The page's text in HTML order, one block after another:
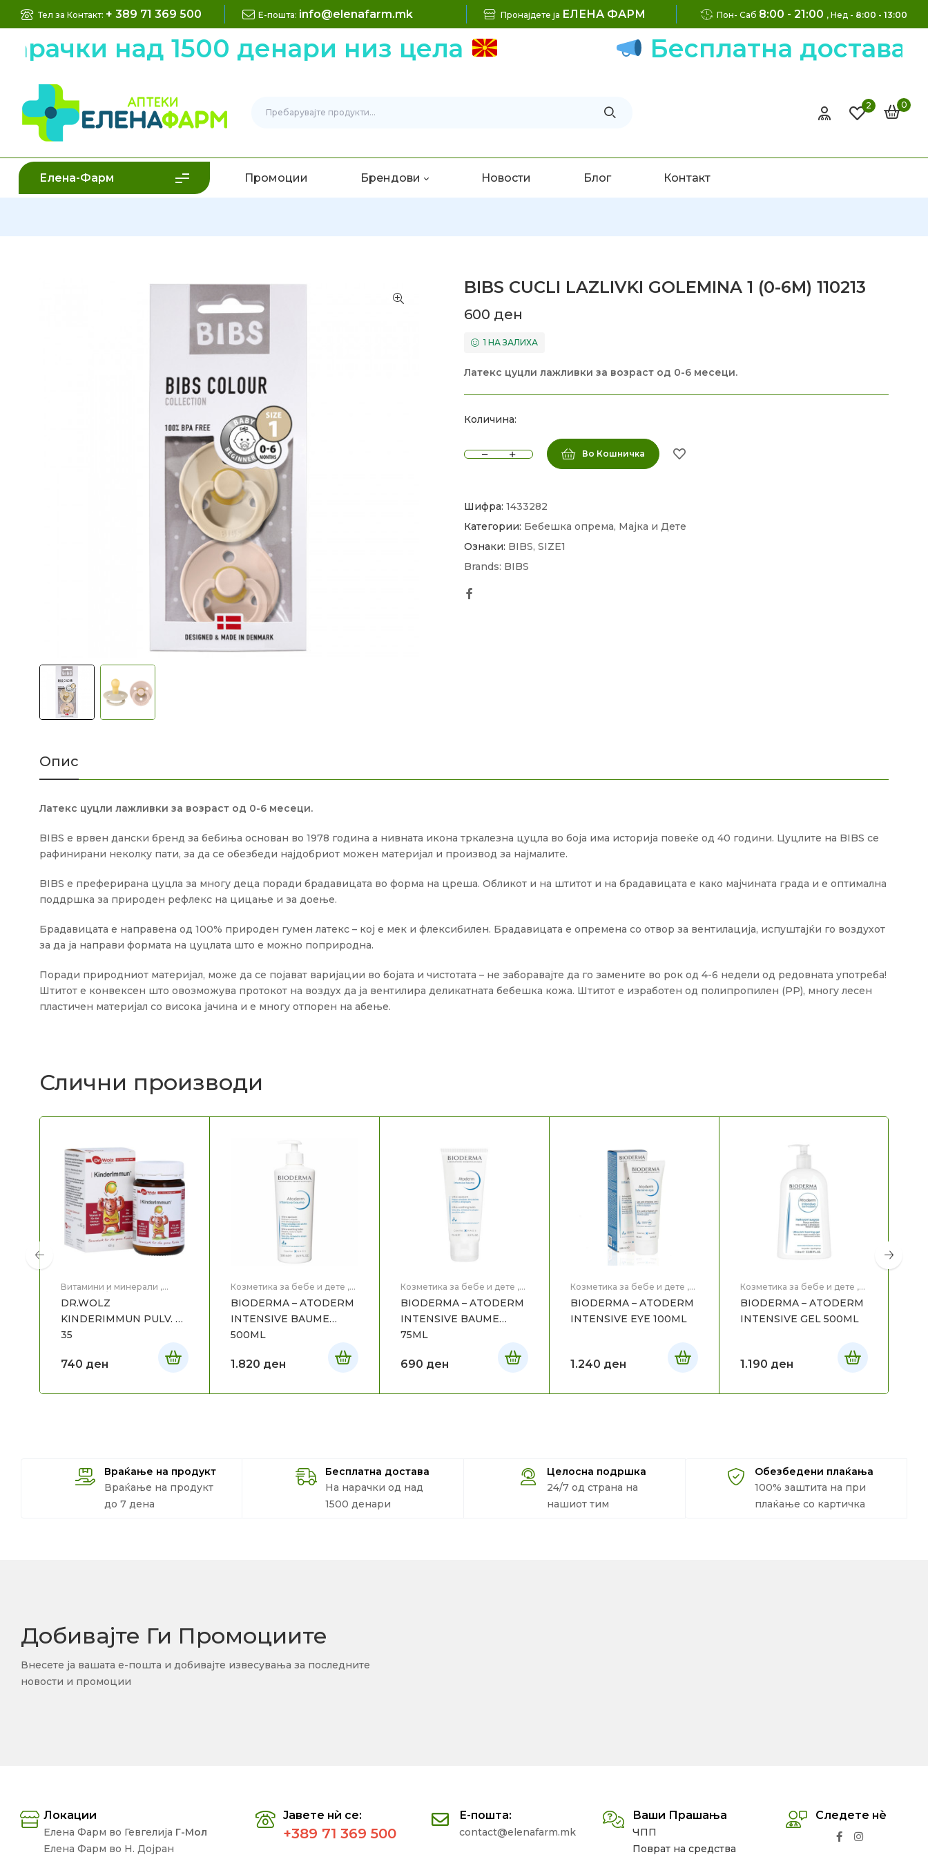
Тел за Контакт: + 389 71 369 500 Е-пошта: info@elenafarm.mk Пронајдете ја ЕЛЕНА ФАРМ Пон- Саб 8:00 - 21:00 , Нед - 8:00 - 13:00
над 1500 денари низ цела Бесплатна достава на
2 0
Елена-Фарм Промоции Брендови Новости Блог Контакт
BIBS CUCLI LAZLIVKI GOLEMINA 1 (0-6M) 110213
600 ден
1 НА ЗАЛИХА
Латекс цуцли лажливки за возраст од 0-6 месеци.
Количина:
Во Кошничка
Шифра: 1433282
Категории: Бебешка опрема, Мајка и Дете
Ознаки: BIBS, SIZE1
Brands: BIBS
Опис
Латекс цуцли лажливки за возраст од 0-6 месеци.
BIBS е врвен дански бренд за бебиња основан во 1978 година а нивната икона тркалезна цуцла во боја има историја повеќе од 40 години. Цуцлите на BIBS се
рафинирани неколку пати, за да се обезбеди најдобриот можен материјал и производ за најмалите.
BIBS е преферирана цуцла за многу деца поради брадавицата во форма на цреша. Обликот и на штитот и на брадавицата е како мајчината града и е оптимална
поддршка за природен рефлекс на цицање и за доење.
Брадавицата е направена од 100% природен гумен латекс – кој е мек и флексибилен. Брадавицата е опремена со отвор за вентилација, испуштајќи го воздухот
за да ја направи формата на цуцлата што е можно поприродна.
Поради природниот материјал, може да се појават варијации во бојата и чистотата – не заборавајте да го замените во рок од 4-6 недели од редовната употреба!
Штитот е конвексен што овозможува протокот на воздух да ја вентилира деликатната бебешка кожа. Штитот е изработен од полипропилен (PP), многу лесен
пластичен материјал со висока јачина и е многу отпорен на абење.
Слични производи
Витамини и минерали ,
бебе и дете
и Дете
DR.WOLZ
KINDERIMMUN PULV. X
35
740 ден
Козметика за бебе и дете ,
Козметика,Нега на тело
BIODERMA – ATODERM
INTENSIVE BAUME
500ML
1.820 ден
Козметика за бебе и дете ,
Козметика,Нега на тело
BIODERMA – ATODERM
INTENSIVE BAUME
75ML
690 ден
Козметика за бебе и дете ,
Козметика,Нега на лице
BIODERMA – ATODERM
INTENSIVE EYE 100ML
1.240 ден
Козметика за бебе и дете ,
Козметика,Нега на тело
BIODERMA – ATODERM
INTENSIVE GEL 500ML
1.190 ден
Враќање на продукт
Враќање на продукт
до 7 дена
Бесплатна достава
На нарачки од над
1500 денари
Целосна подршка
24/7 од страна на
нашиот тим
Обезбедени плаќања
100% заштита на при
плаќање со картичка
Добивајте Ги Промоциите
Внесете ја вашата е-пошта и добивајте извесувања за последните
новости и промоции
Локации
Елена Фарм во Гевгелија Г-Мол
Елена Фарм во Н. Дојран
Јавете нѝ се:
+389 71 369 500
Е-пошта:
contact@elenafarm.mk
Ваши Прашања
ЧПП
Поврат на средства
Следете нѐ